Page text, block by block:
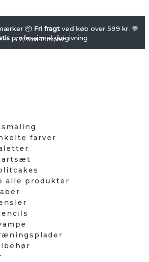
📦 Fri fragt ved køb over 599 kr. 💬
professionel rådgivning
4.7 / 5 på Trustpilot
farver
alle produkter